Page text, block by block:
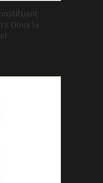
Doux la